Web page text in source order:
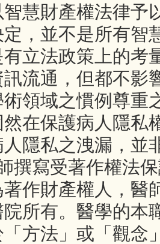
慧財產權法律予
，並不是所有智
立法政策上的考
流通，但都不影
術領域之慣例尊重
然在保護病人隱私
隱私之洩漏，並
撰寫受著作權法
作財產權人，醫
院所有。醫學的本
「方法」或「觀念